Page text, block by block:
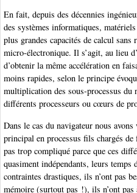
En fait, depuis des décennies
des systèmes informatiques,
plus grandes capacités de calcul
micro-électronique. Il s’agit, au lieu
d’obtenir la même accélération en
moins rapides, selon le principe
multiplication des sous-processus
différents processeurs ou cœurs de
Dans le cas du navigateur nous
principal en processus fils chargés
pas trop compliqué parce que ces
quasiment indépendants, leurs temps
contraintes drastiques, ils n’ont pas
mémoire (surtout pas !), ils n’ont